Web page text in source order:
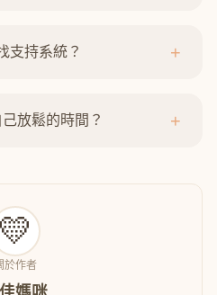
支持系統？ +
放鬆的時間？ +
💛
於作者
媽咪